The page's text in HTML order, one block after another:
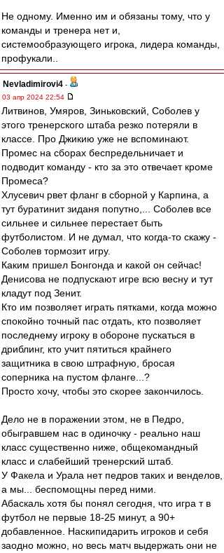
Не одному. Именно им и обязаны тому, что у
команды и тренера нет и,
системообразующего игрока, лидера команды,
профукали..
Nevladimirovi4 -
03 апр 2024 22:54
Литвинов, Умяров, Зиньковский, Соболев у
этого тренерского штаба резко потеряли в
классе. Про Джикию уже не вспоминают.
Промес на сборах беспредельничает и
подводит команду - кто за это отвечает кроме
Промеса?
Хлусевич рвет фланг в сборной у Карпина, а
тут буратинит зиданя попутно,... Соболев все
сильнее и сильнее перестает быть
футболистом. И не думал, что когда-то скажу -
Соболев тормозит игру.
Каким пришел Бонгонда и какой он сейчас!
Денисова не подпускают игре всю весну и тут
кладут под Зенит.
Кто им позволяет играть пятками, когда можно
спокойно точный пас отдать, кто позволяет
последнему игроку в обороне пускаться в
дриблинг, кто учит пятиться крайнего
защитника в свою штрафную, бросая
соперника на пустом фланге...?
Просто хочу, чтобы это скорее закончилось.
Дело не в поражении этом, не в Педро,
обыгравшем нас в одиночку - реально наш
класс существенно ниже, общекомандный
класс и слабейший тренерский штаб.
У Факела и Урала нет педров таких и венделов,
а мы... беспомощны перед ними.
Абаскаль хотя бы понял сегодня, что игра т в
футбол не первые 18-25 минут, а 90+
добавленное. Наскипидарить игроков и себя
заодно можно, но весь матч выдержать они не